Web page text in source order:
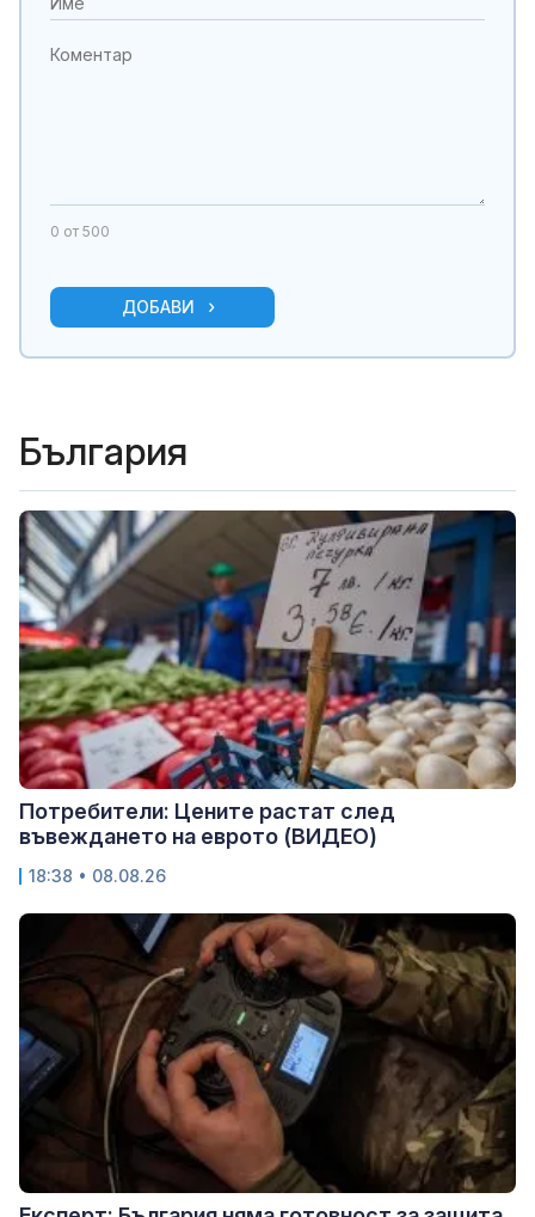
0 от 500
ДОБАВИ
България
Потребители: Цените растат след
въвеждането на еврото (ВИДЕО)
18:38 • 08.08.26